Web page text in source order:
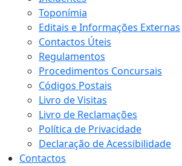
Toponímia
Editais e Informações Externas
Contactos Úteis
Regulamentos
Procedimentos Concursais
Códigos Postais
Livro de Visitas
Livro de Reclamações
Política de Privacidade
Declaração de Acessibilidade
Contactos